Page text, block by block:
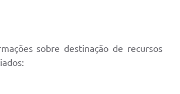
sobre destinação de recursos